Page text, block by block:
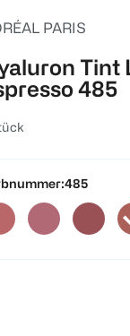
PARIS
Tint
485
485